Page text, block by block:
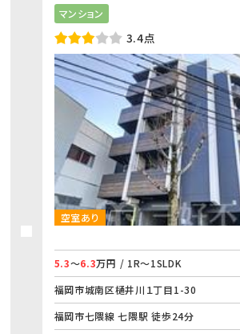
マンション
3.4点
空室あり
5.3～6.3万円 / 1R～1SLDK
福岡市城南区樋井川１丁目1-30
福岡市七隈線 七隈駅 徒歩24分